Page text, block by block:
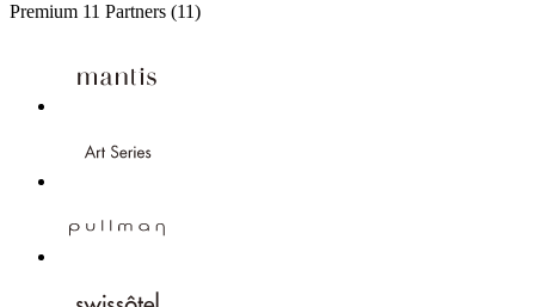
Premium 11 Partners (11)